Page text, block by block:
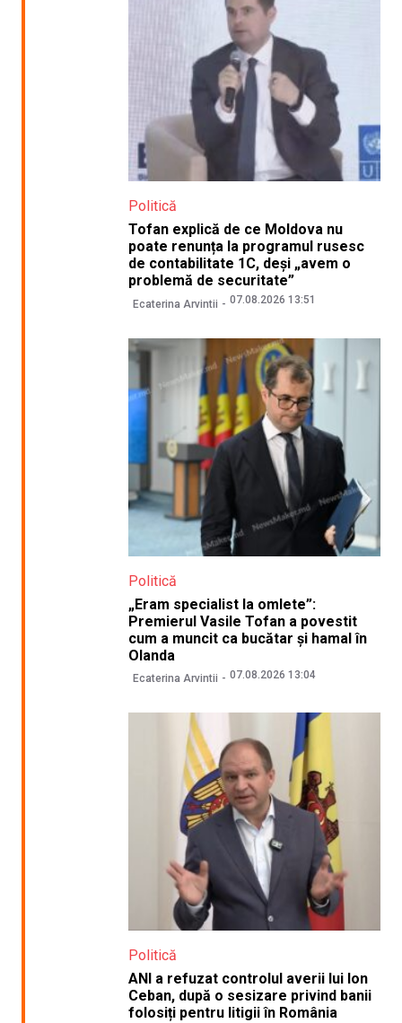
Politică
Tofan explică de ce Moldova nu
poate renunța la programul rusesc
de contabilitate 1C, deși „avem o
problemă de securitate”
Ecaterina Arvintii 07.08.2026 13:51
Politică
„Eram specialist la omlete”:
Premierul Vasile Tofan a povestit
cum a muncit ca bucătar și hamal în
Olanda
Ecaterina Arvintii 07.08.2026 13:04
Politică
ANI a refuzat controlul averii lui Ion
Ceban, după o sesizare privind banii
folosiți pentru litigii în România